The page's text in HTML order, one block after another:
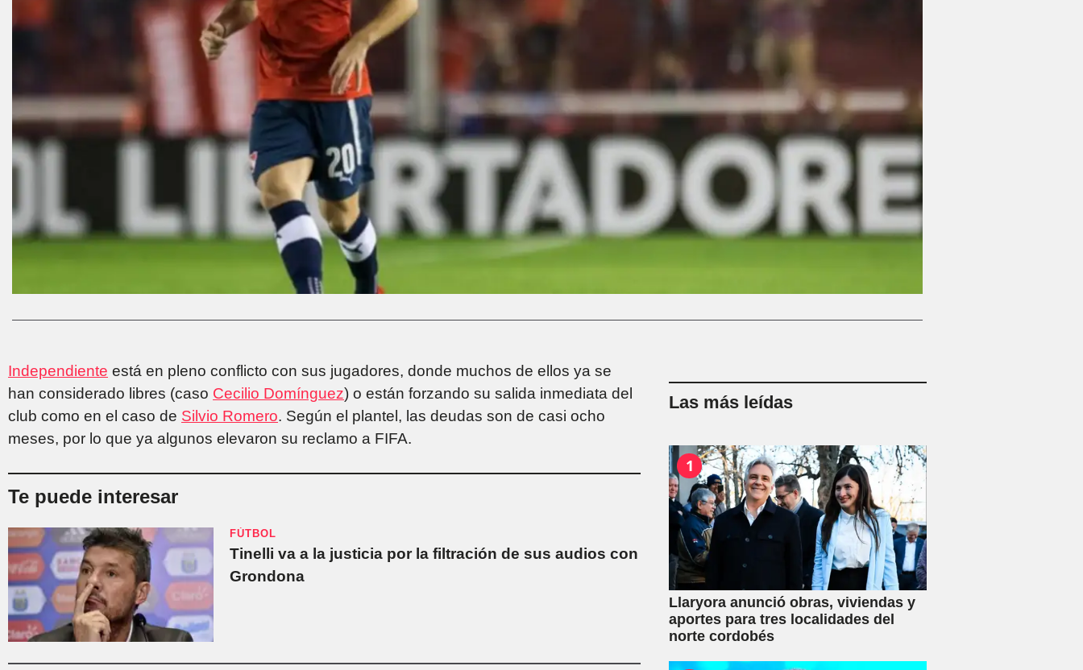
Independiente está en pleno conflicto con sus jugadores, donde muchos de ellos ya se
han considerado libres (caso Cecilio Domínguez) o están forzando su salida inmediata del
club como en el caso de Silvio Romero. Según el plantel, las deudas son de casi ocho
meses, por lo que ya algunos elevaron su reclamo a FIFA.
Te puede interesar
FÚTBOL
Tinelli va a la justicia por la filtración de sus audios con
Grondona
Las más leídas
1
Llaryora anunció obras, viviendas y
aportes para tres localidades del
norte cordobés